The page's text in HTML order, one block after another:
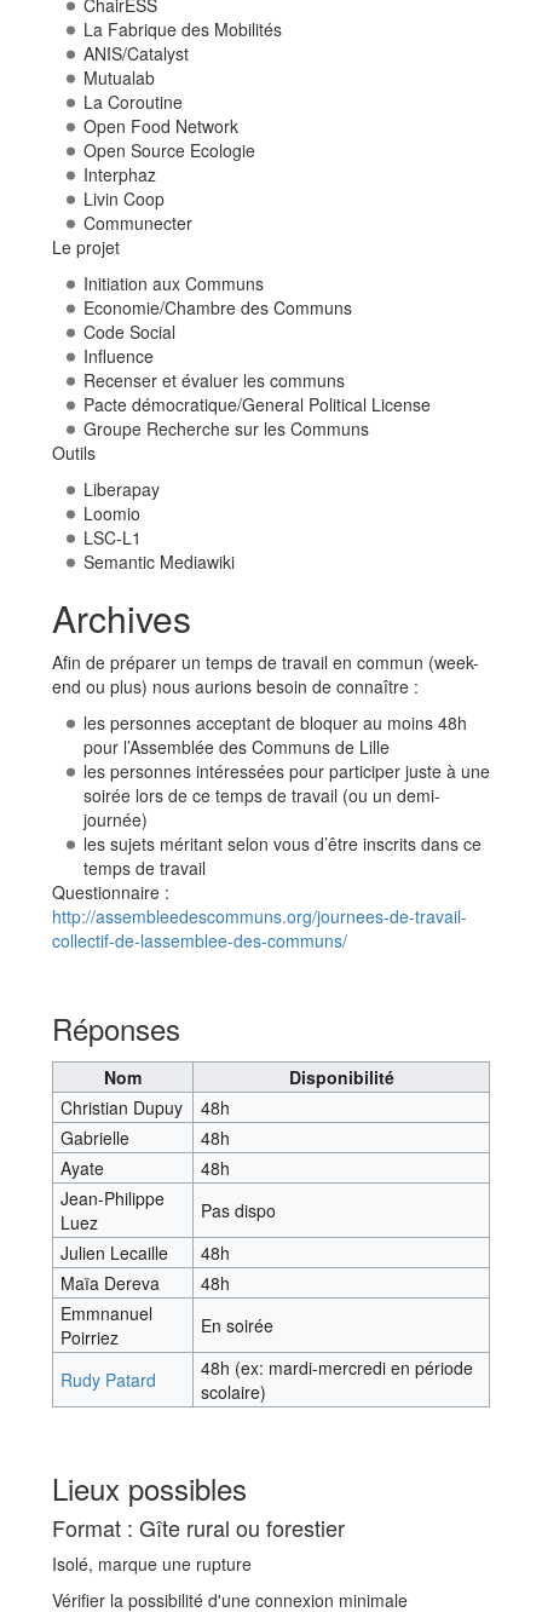
ChairESS
La Fabrique des Mobilités
ANIS/Catalyst
Mutualab
La Coroutine
Open Food Network
Open Source Ecologie
Interphaz
Livin Coop
Communecter
Le projet
Initiation aux Communs
Economie/Chambre des Communs
Code Social
Influence
Recenser et évaluer les communs
Pacte démocratique/General Political License
Groupe Recherche sur les Communs
Outils
Liberapay
Loomio
LSC-L1
Semantic Mediawiki
Archives
Afin de préparer un temps de travail en commun (week-
end ou plus) nous aurions besoin de connaître :
les personnes acceptant de bloquer au moins 48h
pour l’Assemblée des Communs de Lille
les personnes intéressées pour participer juste à une
soirée lors de ce temps de travail (ou un demi-
journée)
les sujets méritant selon vous d’être inscrits dans ce
temps de travail
Questionnaire :
http://assembleedescommuns.org/journees-de-travail-
collectif-de-lassemblee-des-communs/
Réponses
Nom
Disponibilité
Christian Dupuy
48h
Gabrielle
48h
Ayate
48h
Jean-Philippe
Luez
Pas dispo
Julien Lecaille
48h
Maïa Dereva
48h
Emmnanuel
Poirriez
En soirée
Rudy Patard
48h (ex: mardi-mercredi en période
scolaire)
Lieux possibles
Format : Gîte rural ou forestier
Isolé, marque une rupture
Vérifier la possibilité d'une connexion minimale